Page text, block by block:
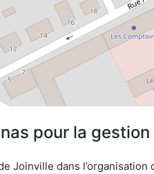
pour la
Joinville dans